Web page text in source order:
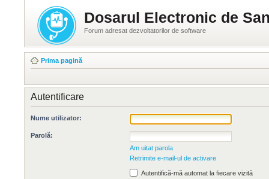
Dosarul Electronic de
Forum adresat dezvoltatorilor de software
Prima pagină
Autentificare
Nume utilizator:
Parolă:
Am uitat parola
Retrimite e-mail-ul de activare
Autentifică-mă automat la fiecare vizită